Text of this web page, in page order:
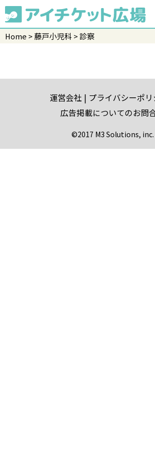
Home 藤戸小児科 診察
運営会社
プライバシーポリ
広告掲載についてのお問
©2017 M3 Solutions, inc.